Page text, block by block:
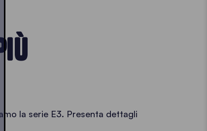
la serie E3. Presenta dettagli